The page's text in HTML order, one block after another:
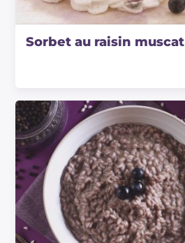
Sorbet au raisin muscat